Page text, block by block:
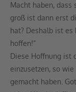
Macht haben, dass
groß ist dann erst
hat? Deshalb ist es
hoffen!“
Diese Hoffnung ist
einzusetzen, so
gemacht haben.